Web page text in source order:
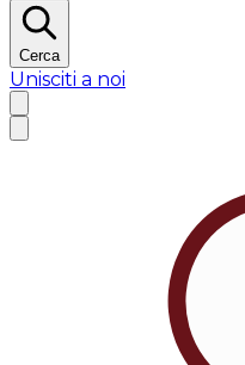
Cerca
Unisciti a noi